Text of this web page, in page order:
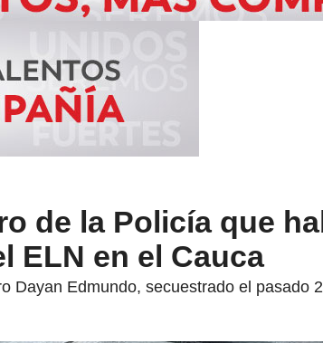
de la Policía que
ELN en el Cauca
Dayan Edmundo, secuestrado el pasado